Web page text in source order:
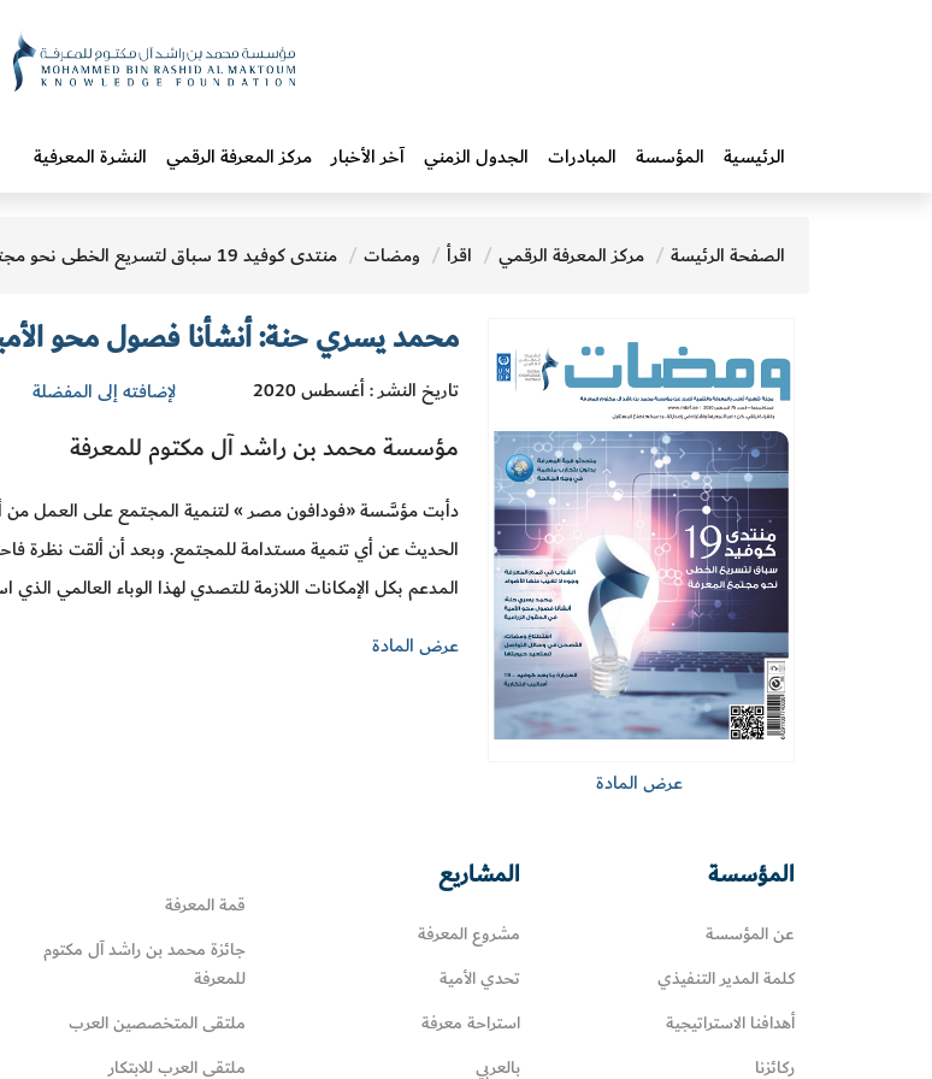
الرئيسية المؤسسة المبادرات‎ الجدول الزمني آخر الأخبار مركز المعرفة الرقمي النشرة المعرفية
الصفحة الرئيسة مركز المعرفة الرقمي اقرأ ومضات منتدى كوفيد 19 سباق لتسريع الخطى نحو مجتمع
عرض المادة
محمد يسري حنة: أنشأنا فصول محو
تاريخ النشر : أغسطس 2020 لإضافته إلى المفضلة
مؤسسة محمد بن راشد آل مكتوم للمعرفة
دأبت مؤسَّسة «فودافون مصر » لتنمية المجتمع على العمل من
الحديث عن أي تنمية مستدامة للمجتمع. وبعد أن ألقت نظرة
المدعم بكل الإمكانات اللازمة للتصدي لهذا الوباء العالمي
عرض المادة
المؤسسة
عن المؤسسة
كلمة المدير التنفيذي
أهدافنا الاستراتيجية
ركائزنا
المشاريع
مشروع المعرفة
تحدي الأمية
استراحة معرفة
بالعربي
قمة المعرفة
جائزة محمد بن راشد آل مكتوم
للمعرفة
ملتقى المتخصصين العرب
ملتقى العرب للابتكار